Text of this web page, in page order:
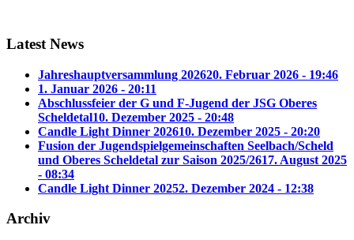
Latest News
Jahreshauptversammlung 202620. Februar 2026 - 19:46
1. Januar 2026 - 20:11
Abschlussfeier der G und F-Jugend der JSG Oberes
Scheldetal10. Dezember 2025 - 20:48
Candle Light Dinner 202610. Dezember 2025 - 20:20
Fusion der Jugendspielgemeinschaften Seelbach/Scheld
und Oberes Scheldetal zur Saison 2025/2617. August 2025
- 08:34
Candle Light Dinner 20252. Dezember 2024 - 12:38
Archiv